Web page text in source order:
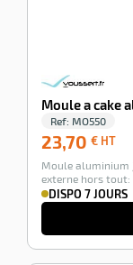
Moule a cake
Ref: MO550
23,70 € HT
HT
Moule aluminium
externe hors tout:
DISPO 7 JOURS